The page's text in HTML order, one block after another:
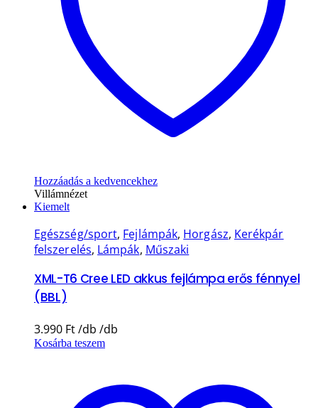
Hozzáadás a kedvencekhez
Villámnézet
Kiemelt
Egészség/sport, Fejlámpák, Horgász, Kerékpár
felszerelés, Lámpák, Műszaki
XML-T6 Cree LED akkus fejlámpa erős fénnyel
(BBL)
3.990 Ft
Kosárba teszem